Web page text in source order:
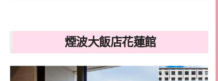
煙波大飯店花蓮館